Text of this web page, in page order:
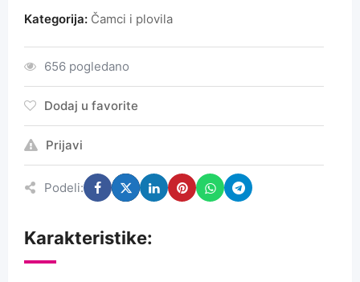
Kategorija: Čamci i plovila
656 pogledano
Dodaj u favorite
Prijavi
Podeli:
Karakteristike: